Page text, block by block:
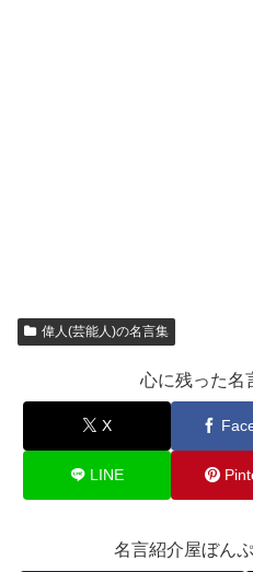
偉人(芸能人)の名言集
心に残った名
X
LINE
名言紹介屋ぼん